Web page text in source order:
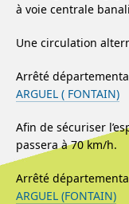
à voie centrale
Une circulation
Arrêté
ARGUEL ( FONTAIN)
Afin de sécuriser
passera à 70 km/h.
Arrêté
ARGUEL (FONTAIN)